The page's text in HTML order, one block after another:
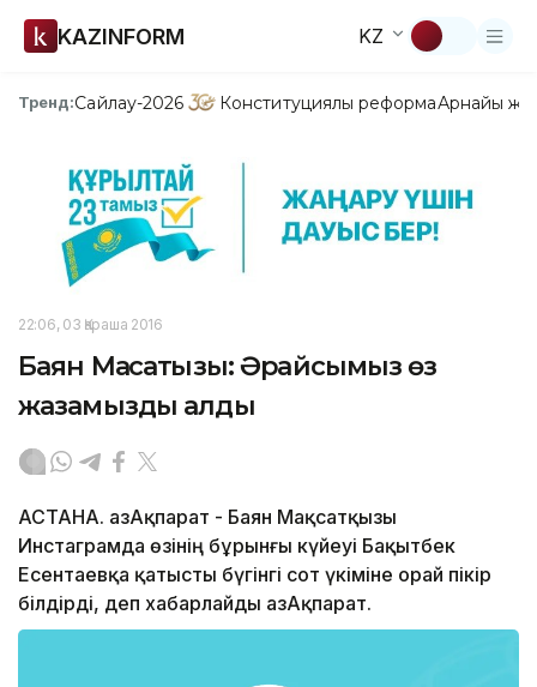
KAZINFORM KZ
Тренд:Сайлау-2026 Конституциялық реформаАрнайы
22:06, 03 Қараша 2016
Баян Мақсатқызы: Әрқайсымыз өз
жазамызды алдық
АСТАНА. ҚазАқпарат - Баян Мақсатқызы
Инстаграмда өзінің бұрынғы күйеуі Бақытбек
Есентаевқа қатысты бүгінгі сот үкіміне орай пікір
білдірді, деп хабарлайды ҚазАқпарат.